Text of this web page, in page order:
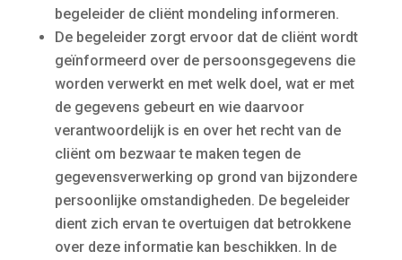
begeleider de cliënt mondeling informeren.
De begeleider zorgt ervoor dat de cliënt wordt
geïnformeerd over de persoonsgegevens die
worden verwerkt en met welk doel, wat er met
de gegevens gebeurt en wie daarvoor
verantwoordelijk is en over het recht van de
cliënt om bezwaar te maken tegen de
gegevensverwerking op grond van bijzondere
persoonlijke omstandigheden. De begeleider
dient zich ervan te overtuigen dat betrokkene
over deze informatie kan beschikken. In de